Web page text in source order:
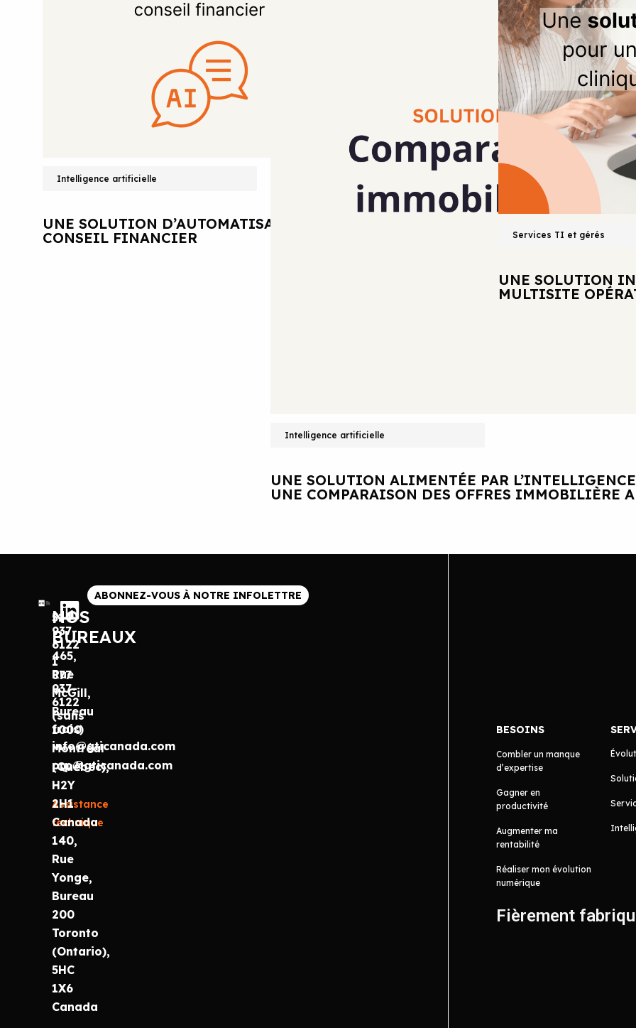
Intelligence artificielle
UNE SOLUTION D’AUTOMATISATION COMPLÈTE POUR UN CABINET DE
CONSEIL FINANCIER
Intelligence artificielle
UNE SOLUTION ALIMENTÉE PAR
UNE COMPARAISON DES OFFRES IMMOBILIÈRE
Services TI et gérés
UNE SOLUTION
MULTISITE
514
937-
6122
1
877
937-
6122
(sans
frais)
info@gticanada.com
prp@gticanada.com
Assistance
technique
NOS
BUREAUX
465,
Rue
McGill,
Bureau
1000
Montréal
(Québec),
H2Y
2H1
Canada
140,
Rue
Yonge,
Bureau
200
Toronto
(Ontario),
5HC
1X6
Canada
ABONNEZ-VOUS À NOTRE INFOLETTRE
BESOINS
Combler un manque
d’expertise
Gagner en
productivité
Augmenter ma
rentabilité
Réaliser mon évolution
numérique
Fièrement